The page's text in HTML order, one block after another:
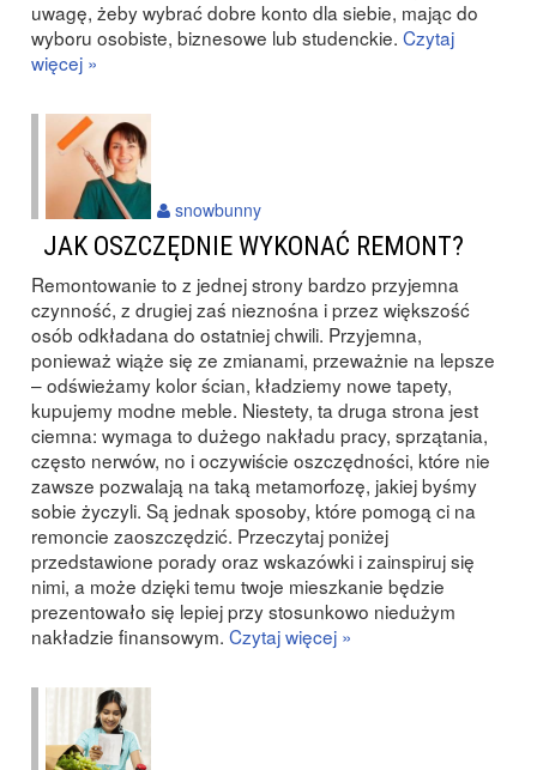
uwagę, żeby wybrać dobre konto dla siebie, mając do
wyboru osobiste, biznesowe lub studenckie. Czytaj
więcej »
JAK OSZCZĘDNIE WYKONAĆ REMONT?
Remontowanie to z jednej strony bardzo przyjemna
czynność, z drugiej zaś nieznośna i przez większość
osób odkładana do ostatniej chwili. Przyjemna,
ponieważ wiąże się ze zmianami, przeważnie na lepsze
– odświeżamy kolor ścian, kładziemy nowe tapety,
kupujemy modne meble. Niestety, ta druga strona jest
ciemna: wymaga to dużego nakładu pracy, sprzątania,
często nerwów, no i oczywiście oszczędności, które nie
zawsze pozwalają na taką metamorfozę, jakiej byśmy
sobie życzyli. Są jednak sposoby, które pomogą ci na
remoncie zaoszczędzić. Przeczytaj poniżej
przedstawione porady oraz wskazówki i zainspiruj się
nimi, a może dzięki temu twoje mieszkanie będzie
prezentowało się lepiej przy stosunkowo niedużym
nakładzie finansowym. Czytaj więcej »
snowbunny